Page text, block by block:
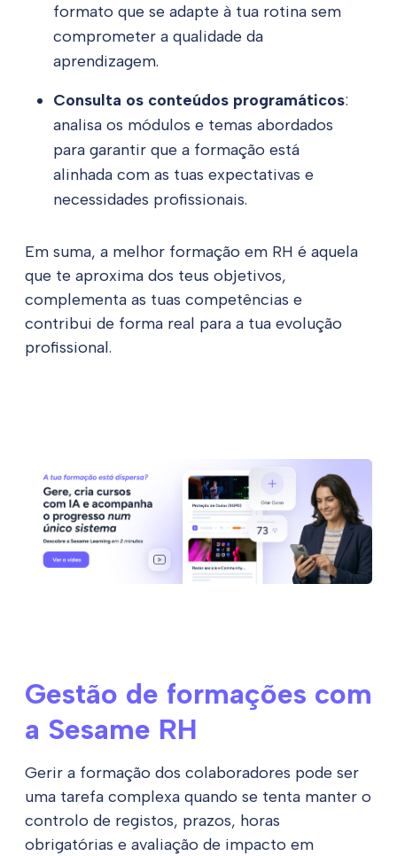
formato que se adapte à tua rotina sem
comprometer a qualidade da
aprendizagem.
Consulta os conteúdos programáticos:
analisa os módulos e temas abordados
para garantir que a formação está
alinhada com as tuas expectativas e
necessidades profissionais.
Em suma, a melhor formação em RH é aquela
que te aproxima dos teus objetivos,
complementa as tuas competências e
contribui de forma real para a tua evolução
profissional.
Gestão de formações com
a Sesame RH
Gerir a formação dos colaboradores pode ser
uma tarefa complexa quando se tenta manter o
controlo de registos, prazos, horas
obrigatórias e avaliação de impacto em